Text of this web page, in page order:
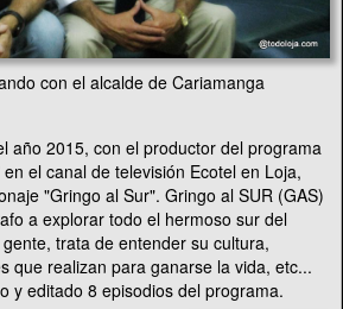
con el alcalde de Cariamanga
año 2015, con el productor del programa
el canal de televisión Ecotel en Loja,
"Gringo al Sur". Gringo al SUR (GAS)
a explorar todo el hermoso sur del
trata de entender su cultura,
que realizan para ganarse la vida, etc...
y editado 8 episodios del programa.